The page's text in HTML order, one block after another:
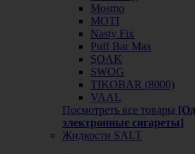
Mosmo
MOTI
Nasty Fix
Puff Bar Max
SOAK
SWOG
TIKOBAR (8000)
VAAL
Посмотреть все товары
электронные сигареты]
Жидкости SALT